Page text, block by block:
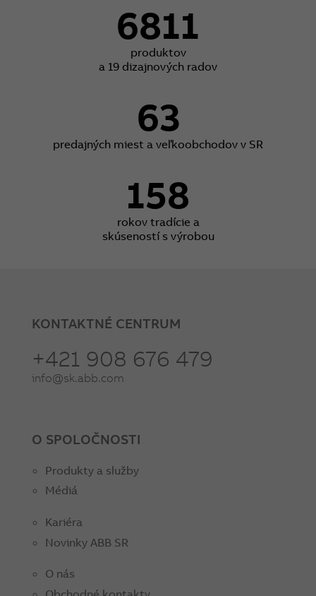
6811
produktov
a 19 dizajnových radov
63
predajných miest a veľkoobchodov v SR
158
rokov tradície a
skúseností s výrobou
KONTAKTNÉ CENTRUM
+421 908 676 479
info@sk.abb.com
O SPOLOČNOSTI
Produkty a služby
Médiá
Kariéra
Novinky ABB SR
O nás